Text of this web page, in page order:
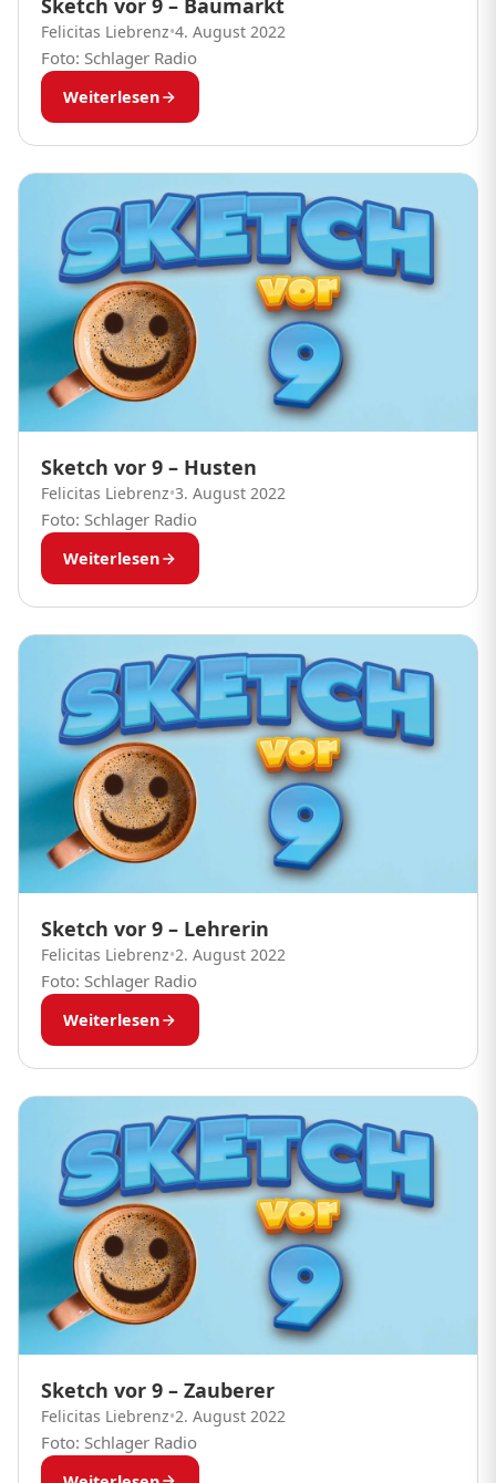
Sketch vor 9 – Baumarkt
Felicitas Liebrenz•4. August 2022
Foto: Schlager Radio
Weiterlesen
Sketch vor 9 – Husten
Felicitas Liebrenz•3. August 2022
Foto: Schlager Radio
Weiterlesen
Sketch vor 9 – Lehrerin
Felicitas Liebrenz•2. August 2022
Foto: Schlager Radio
Weiterlesen
Sketch vor 9 – Zauberer
Felicitas Liebrenz•2. August 2022
Foto: Schlager Radio